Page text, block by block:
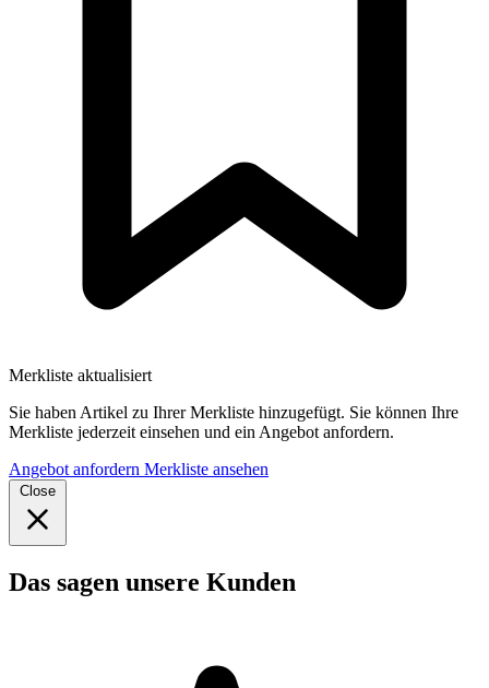
Merkliste aktualisiert
Sie haben Artikel zu Ihrer Merkliste hinzugefügt. Sie können Ihre
Merkliste jederzeit einsehen und ein Angebot anfordern.
Angebot anfordern Merkliste ansehen
Close
Das sagen unsere Kunden